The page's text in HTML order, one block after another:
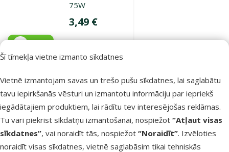
Šī tīmekļa vietne izmanto sīkdatnes
Vietnē izmantojam savas un trešo pušu sīkdatnes, lai saglabātu
tavu iepirkšanās vēsturi un izmantotu informāciju par iepriekš
iegādātajiem produktiem, lai rādītu tev interesējošas reklāmas.
Tu vari piekrist sīkdatņu izmantošanai, nospiežot “Atļaut visas
sīkdatnes”, vai noraidīt tās, nospiežot “Noraidīt”. Izvēloties
noraidīt visas sīkdatnes, vietnē saglabāsim tikai tehniskās
75W
Cena
3,49 €
Noliktavā Pievienot grozam
Spuldze terārija
lampai -
Atsauksmes 0%